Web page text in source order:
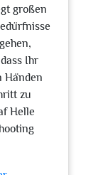
großen
Ihr
Händen
zu
Helle